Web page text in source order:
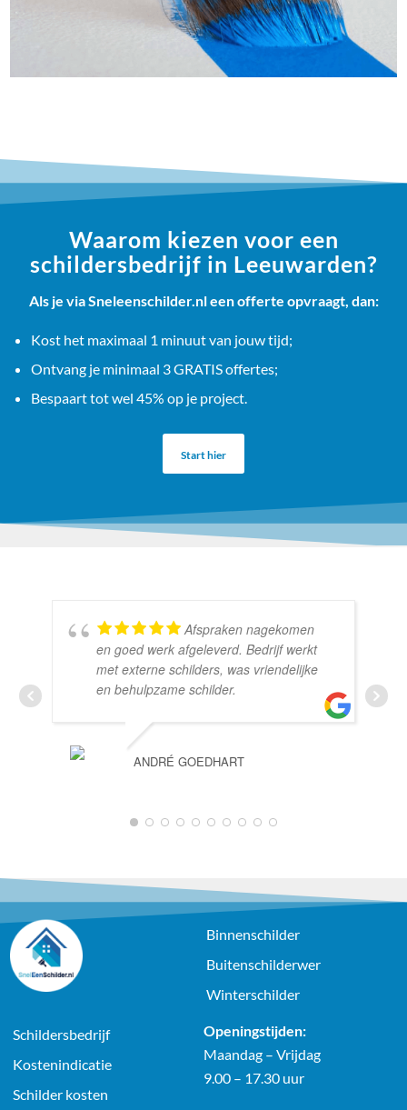
Waarom kiezen voor een
schildersbedrijf in Leeuwarden?
Als je via Sneleenschilder.nl een offerte opvraagt, dan:
Kost het maximaal 1 minuut van jouw tijd;
Ontvang je minimaal 3 GRATIS offertes;
Bespaart tot wel 45% op je project.
Start hier
Afspraken nagekomen
en goed werk afgeleverd. Bedrijf werkt
met externe schilders, was vriendelijke
en behulpzame schilder.
ANDRÉ GOEDHART
1 2 3 4 5 6 7 8 9 10
Binnenschilder
Buitenschilderwer
Winterschilder
Schildersbedrijf
Kostenindicatie
Schilder kosten
Openingstijden:
Maandag – Vrijdag
9.00 – 17.30 uur